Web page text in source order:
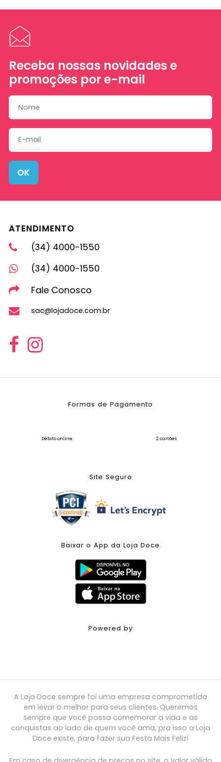
Receba nossas novidades e
promoções por e-mail
OK
ATENDIMENTO
(34) 4000-1550
(34) 4000-1550
Fale Conosco
sac@lojadoce.com.br
Formas de Pagamento
Débito online 2 cartões
Site Seguro
Baixar o App da Loja Doce
Powered by
A Loja Doce sempre foi uma empresa comprometida
em levar o melhor para seus clientes. Queremos
sempre que você possa comemorar a vida e as
conquistas ao lado de quem você ama, pra isso a Loja
Doce existe, para fazer sua Festa Mais Feliz!